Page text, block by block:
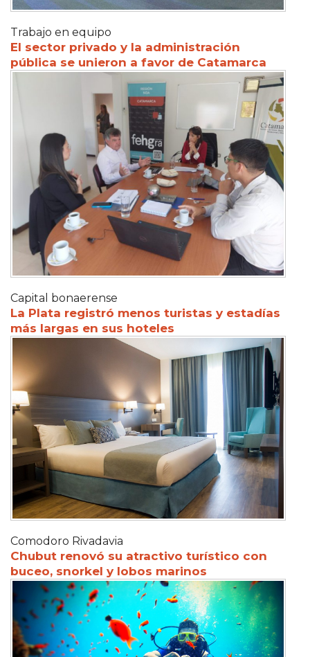
Trabajo en equipo
El sector privado y la administración
pública se unieron a favor de Catamarca
Capital bonaerense
La Plata registró menos turistas y estadías
más largas en sus hoteles
Comodoro Rivadavia
Chubut renovó su atractivo turístico con
buceo, snorkel y lobos marinos